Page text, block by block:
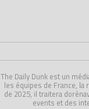
The Daily Dunk est un
les équipes de France, la
de 2025, il traitera
events et des